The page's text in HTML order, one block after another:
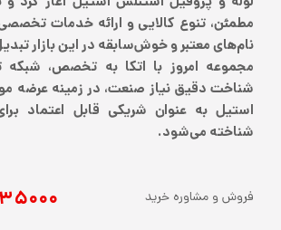
مطمئن، تنوع کالایی و ارائه خدمات تخصصی
نام‌های معتبر و خوش‌سابقه در این بازار
مجموعه امروز با اتکا به تخصص، شبکه
شناخت دقیق نیاز صنعت، در زمینه عرضه
استیل به عنوان شریکی قابل اعتماد
شناخته می‌شود.
فروش و مشاوره خرید ۰۲۱